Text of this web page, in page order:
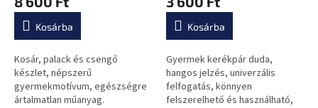
Kosárba
Kosár, palack és csengő
készlet, népszerű
gyermekmotívum, egészségre
ártalmatlan műanyag.
Kosárba
Gyermek kerékpár duda,
hangos jelzés, univerzális
felfogatás, könnyen
felszerelhető és használható,